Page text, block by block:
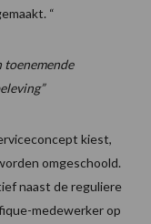
“
toenemende
kiest,
omgeschoold.
naast de reguliere
medewerker op